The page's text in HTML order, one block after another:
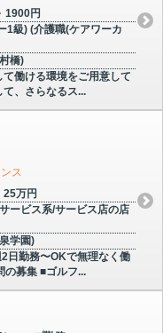
1900円
1級) (介護職(ケアワーカ
橋)
働ける環境をご用意して
、さらなるス...
ス
25万円
ービス系/サービス店の店
学園)
日勤務〜OKで無理なく働
の募集 ■ゴルフ...